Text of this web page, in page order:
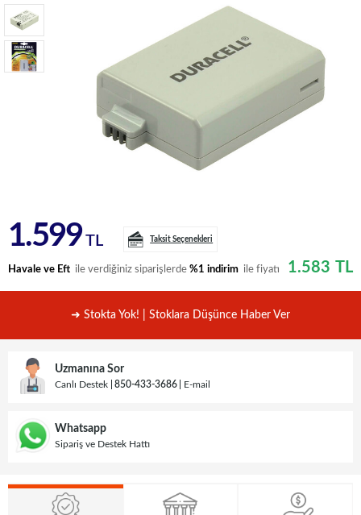
1.599 TL Taksit Seçenekleri
Havale ve Eft ile verdiğiniz siparişlerde %1 indirim ile fiyatı 1.583 TL
➜ Stokta Yok! | Stoklara Düşünce Haber Ver
Uzmanına Sor
Canlı Destek 850-433-3686 E-mail
Whatsapp
Sipariş ve Destek Hattı